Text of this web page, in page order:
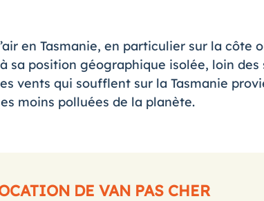
en Tasmanie, en particulier sur la côte
sa position géographique isolée, loin des
vents qui soufflent sur la Tasmanie
moins polluées de la planète.
DE VAN PAS CHER